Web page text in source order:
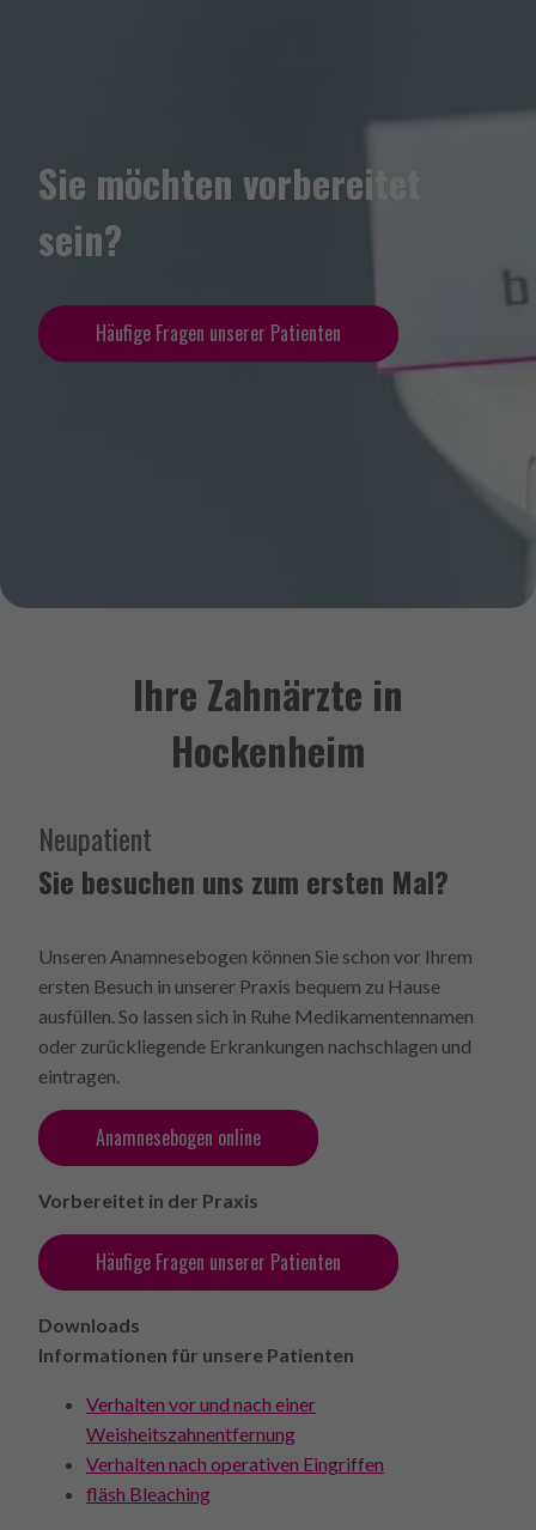
Sie möchten vorbereitet
sein?
Häufige Fragen unserer Patienten
Ihre Zahnärzte in
Hockenheim
Neupatient
Sie besuchen uns zum ersten Mal?
Unseren Anamnesebogen können Sie schon vor Ihrem
ersten Besuch in unserer Praxis bequem zu Hause
ausfüllen. So lassen sich in Ruhe Medikamentennamen
oder zurückliegende Erkrankungen nachschlagen und
eintragen.
Anamnesebogen online
Vorbereitet in der Praxis
Häufige Fragen unserer Patienten
Downloads
Informationen für unsere Patienten
Verhalten vor und nach einer
Weisheitszahnentfernung
Verhalten nach operativen Eingriffen
fläsh Bleaching